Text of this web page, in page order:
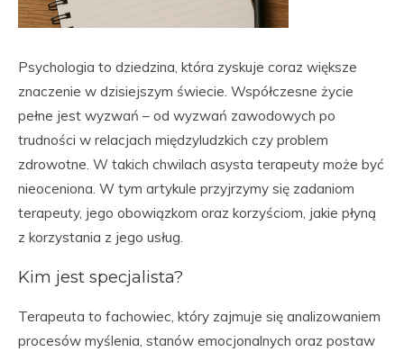
Psychologia to dziedzina, która zyskuje coraz większe
znaczenie w dzisiejszym świecie. Współczesne życie
pełne jest wyzwań – od wyzwań zawodowych po
trudności w relacjach międzyludzkich czy problem
zdrowotne. W takich chwilach asysta terapeuty może być
nieoceniona. W tym artykule przyjrzymy się zadaniom
terapeuty, jego obowiązkom oraz korzyściom, jakie płyną
z korzystania z jego usług.
Kim jest specjalista?
Terapeuta to fachowiec, który zajmuje się analizowaniem
procesów myślenia, stanów emocjonalnych oraz postaw